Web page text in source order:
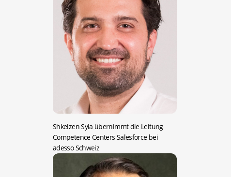
Shkelzen Syla übernimmt die Leitung
Competence Centers Salesforce bei
adesso Schweiz